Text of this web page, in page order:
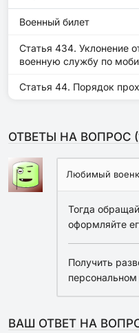
Военный билет
Статья 434. Уклонение
военную службу по
Статья 44. Порядок
ОТВЕТЫ НА ВОПРОС (
Любимый
Тогда
оформляйте
Получить
ВАШ ОТВЕТ НА